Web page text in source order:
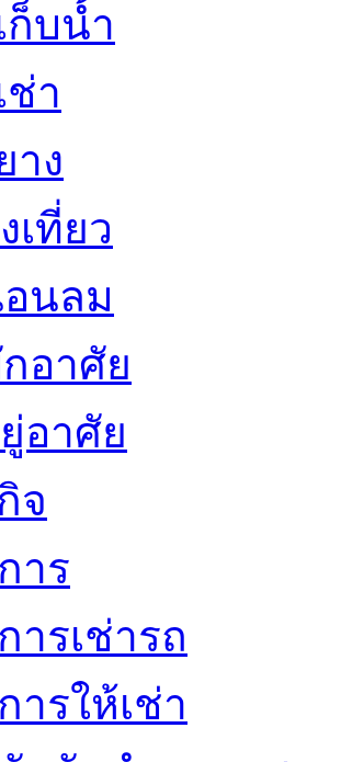
ก็บน้ำ
ช่า
าง
เที่ยว
นลม
อาศัย
อาศัย
จ
าร
ารเช่ารถ
ารให้เช่า